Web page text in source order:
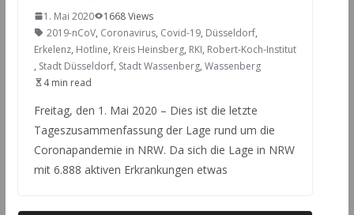
1. Mai 2020
1668 Views
2019-nCoV, Coronavirus, Covid-19, Düsseldorf,
Erkelenz, Hotline, Kreis Heinsberg, RKI, Robert-Koch-Institut
, Stadt Düsseldorf, Stadt Wassenberg, Wassenberg
4 min read
Freitag, den 1. Mai 2020 – Dies ist die letzte
Tageszusammenfassung der Lage rund um die
Coronapandemie in NRW. Da sich die Lage in NRW
mit 6.888 aktiven Erkrankungen etwas